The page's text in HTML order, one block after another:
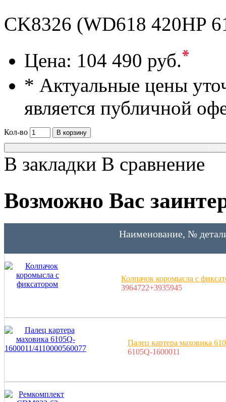
CK8326 (WD618 420HP
Цена: 104 490 руб.*
* Актуальные цены
является публичной
Кол-во
В корзину
В закладки В сравнение
Возможно Вас
Наименование, №
Колпачок коромысла с
3964722+3935945
Палец картера маховика
6105Q-1600011